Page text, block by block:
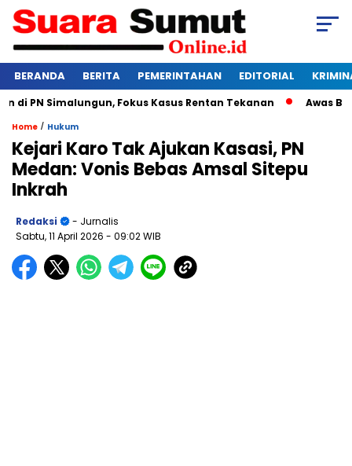
BERANDA BERITA PEMERINTAHAN EDITORIAL
Simalungun, Fokus Kasus Rentan Tekanan Awas
Home / Hukum
Kejari Karo Tak Ajukan Kasasi, PN
Medan: Vonis Bebas Amsal Sitepu
Inkrah
Redaksi
- Jurnalis
Sabtu, 11 April 2026 - 09:02 WIB